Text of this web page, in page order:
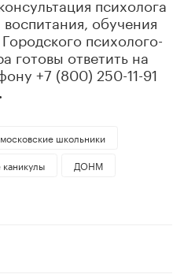
обучения
психолого-
готовы ответить на
+7 (800) 250-11-91
.
московские школьники
каникулы
ДОНМ